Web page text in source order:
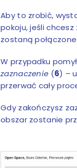
Aby to zrobić,
pokoju, jeśli
zostaną
W przypadku
zaznaczenie (6) –
przerwać cały
Gdy zakończysz
obszar zostanie